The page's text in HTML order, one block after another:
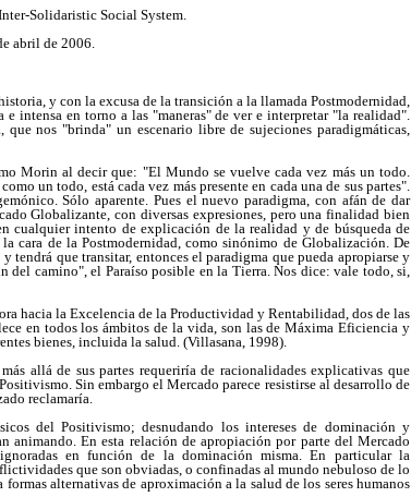
Solidaristic Social System.
abril de 2006.
y con la excusa de la transición a la llamada Postmodernidad,
intensa en torno a las "maneras" de ver e interpretar "la realidad".
nos "brinda" un escenario libre de sujeciones paradigmáticas,
Morin al decir que: "El Mundo se vuelve cada vez más un todo.
un todo, está cada vez más presente en cada una de sus partes".
Sólo aparente. Pues el nuevo paradigma, con afán de dar
Globalizante, con diversas expresiones, pero una finalidad bien
cualquier intento de explicación de la realidad y de búsqueda de
cara de la Postmodernidad, como sinónimo de Globalización. De
que transitar, entonces el paradigma que pueda apropiarse y
del camino", el Paraíso posible en la Tierra. Nos dice: vale todo, si,
hacia la Excelencia de la Productividad y Rentabilidad, dos de las
en todos los ámbitos de la vida, son las de Máxima Eficiencia y
bienes, incluida la salud. (Villasana, 1998).
allá de sus partes requeriría de racionalidades explicativas que
Sin embargo el Mercado parece resistirse al desarrollo de
reclamaría.
del Positivismo; desnudando los intereses de dominación y
animando. En esta relación de apropiación por parte del Mercado
en función de la dominación misma. En particular la
que son obviadas, o confinadas al mundo nebuloso de lo
alternativas de aproximación a la salud de los seres humanos